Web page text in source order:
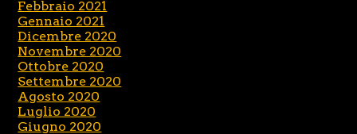
Febbraio 2021
Gennaio 2021
Dicembre 2020
Novembre 2020
Ottobre 2020
Settembre 2020
Agosto 2020
Luglio 2020
Giugno 2020